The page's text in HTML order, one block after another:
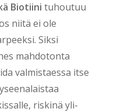
Biotiini tuhoutuu
niitä ei ole
Siksi
mahdotonta
valmistaessa itse
riskinä yli-